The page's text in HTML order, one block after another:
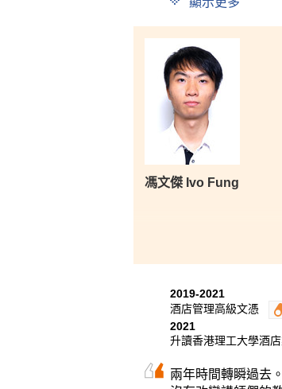
馮文傑 Ivo Fung
2019-2021
酒店管理高級文憑
2021
升讀香港理工大學酒
兩年時間轉瞬過去